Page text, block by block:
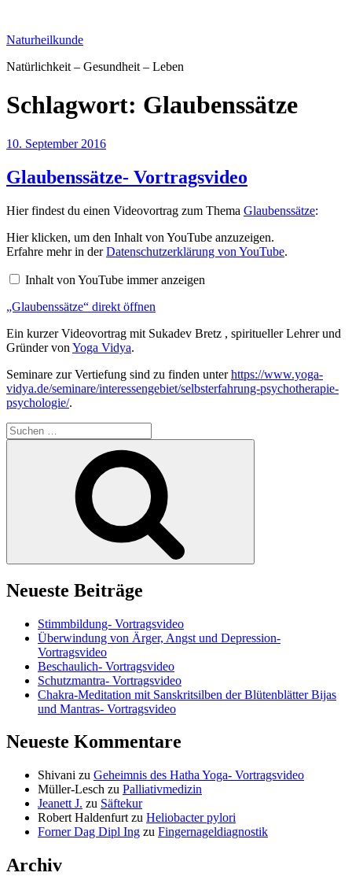
springen
Naturheilkunde
Natürlichkeit – Gesundheit – Leben
Schlagwort: Glaubenssätze
Veröffentlicht
10. September 2016
Glaubenssätze- Vortragsvideo
Hier findest du einen Videovortrag zum Thema Glaubenssätze:
„Glaubenssätze“
von
YouTube
Hier klicken, um den Inhalt von YouTube anzuzeigen.
Erfahre mehr in derDatenschutzerklärung von YouTube.
Inhalt von YouTube immer anzeigen
„Glaubenssätze“ direkt öffnen
Ein kurzer Videovortrag mit Sukadev Bretz , spiritueller Lehrer und
Gründer von Yoga Vidya.
Seminare zur Vertiefung sind zu finden unterhttps://www.yoga-
vidya.de/seminare/interessengebiet/selbsterfahrung-psychotherapie-
psychologie/.
Suchen
nach:
Neueste Beiträge
Stimmbildung- Vortragsvideo
Überwindung von Ärger, Angst und Depression-
Vortragsvideo
Beschaulich- Vortragsvideo
Schutzmantra- Vortragsvideo
Chakra-Meditation mit Sanskritsilben der Blütenblätter Bijas
und Mantras- Vortragsvideo
Neueste Kommentare
Shivani zu Geheimnis des Hatha Yoga- Vortragsvideo
Müller-Lesch zu Palliativmedizin
Jeanett J. zu Säftekur
Robert Haldenfurt zu Heliobacter pylori
Forner Dag Dipl Ing zu Fingernageldiagnostik
Archiv